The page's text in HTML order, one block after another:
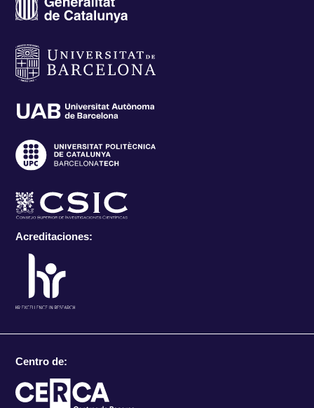
Acreditaciones:
Centro de: